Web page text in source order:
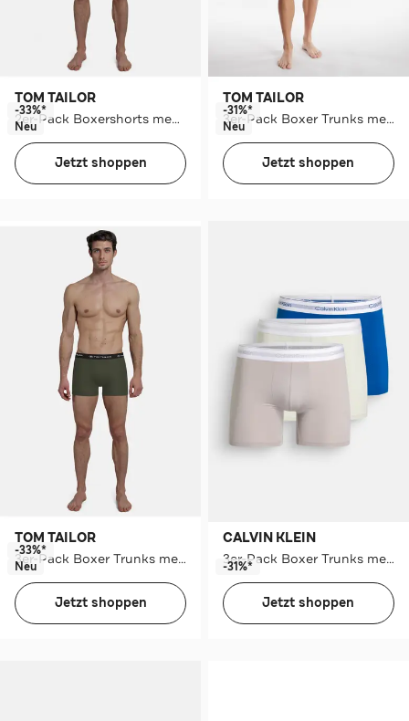
TOM TAILOR
2er-Pack Boxershorts mehrfarbig
-33%*
Neu
Jetzt shoppen
TOM TAILOR
3er-Pack Boxer Trunks mehrfarbig
-31%*
Neu
Jetzt shoppen
TOM TAILOR
3er-Pack Boxer Trunks mehrfarbig
-33%*
Neu
Jetzt shoppen
CALVIN KLEIN
3er-Pack Boxer Trunks mehrfarbig
-31%*
Jetzt shoppen